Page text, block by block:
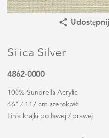
Udostępnij
Silica Silver
4862-0000
100% Sunbrella Acrylic
46" / 117 cm szerokość
Linia krajki po lewej / prawej